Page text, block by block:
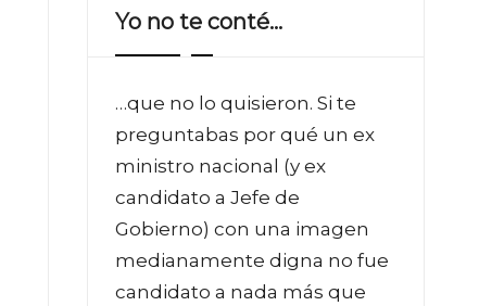
Yo no te conté…
…que no lo quisieron. Si te
preguntabas por qué un ex
ministro nacional (y ex
candidato a Jefe de
Gobierno) con una imagen
medianamente digna no fue
candidato a nada más que